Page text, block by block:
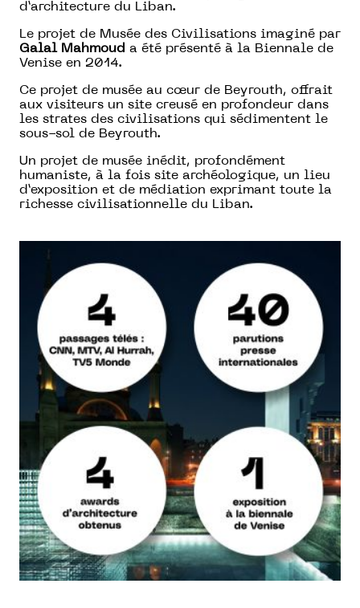
d’architecture du Liban.
Le projet de Musée des Civilisations imaginé par
Galal Mahmoud a été présenté à la Biennale de
Venise en 2014.
Ce projet de musée au cœur de Beyrouth, offrait
aux visiteurs un site creusé en profondeur dans
les strates des civilisations qui sédimentent le
sous-sol de Beyrouth.
Un projet de musée inédit, profondément
humaniste, à la fois site archéologique, un lieu
d’exposition et de médiation exprimant toute la
richesse civilisationnelle du Liban.